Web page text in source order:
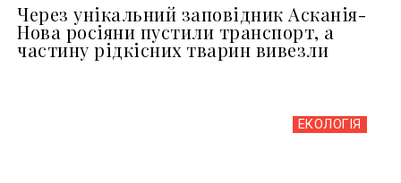
Через унікальний заповідник Асканія-
Нова росіяни пустили транспорт, а
частину рідкісних тварин вивезли
ЕКОЛОГІЯ